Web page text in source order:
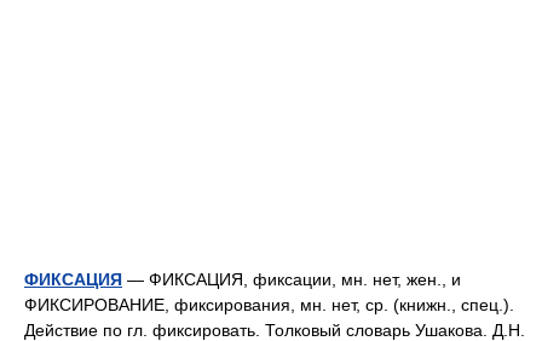
ФИКСАЦИЯ — ФИКСАЦИЯ, фиксации, мн. нет, жен., и
ФИКСИРОВАНИЕ, фиксирования, мн. нет, ср. (книжн., спец.).
Действие по гл. фиксировать. Толковый словарь Ушакова. Д.Н.